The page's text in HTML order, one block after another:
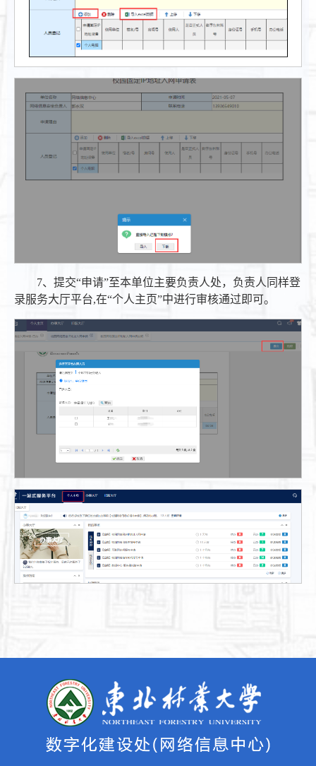
7、提交“申请”至本单位主要负责人处，负责人同样登
录服务大厅平台,在“个人主页”中进行审核通过即可。